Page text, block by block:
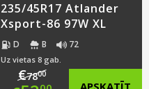
235/45R17 Atlander
Xsport-86 97W XL
D B 72
Uz vietas 8 gab.
€7800
APSKATĪT